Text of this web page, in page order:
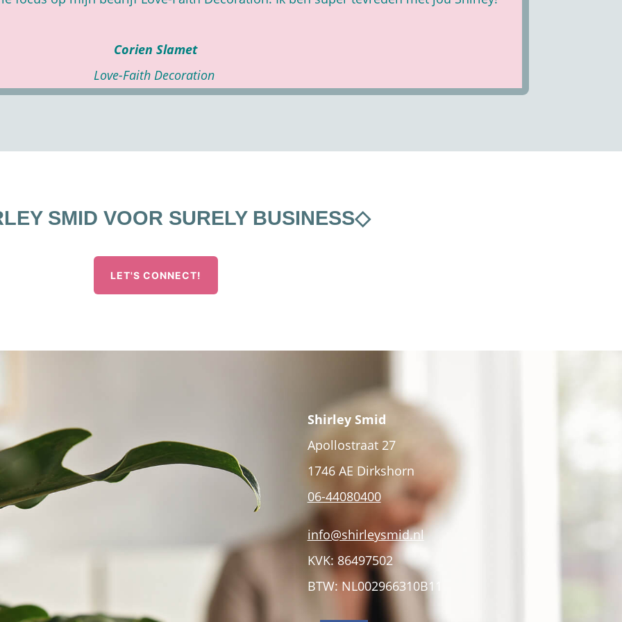
Corien Slamet
Love-Faith Decoration
SMID VOOR SURELY BUSINESS◇
LET'S CONNECT!
Shirley Smid
Apollostraat 27
1746 AE Dirkshorn
06-44080400
info@shirleysmid.nl
KVK: 86497502
BTW: NL002966310B11